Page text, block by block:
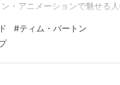
・アニメーションで魅せる人
、ファンタジーの中にいかに
った製作者の意図が映像から
はないか。公開は2005年。
#ティム・バートン